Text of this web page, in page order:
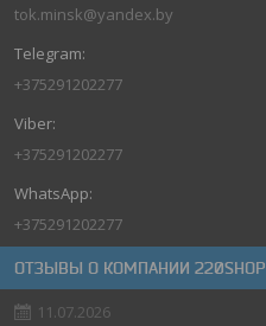
tok.minsk@yandex.by
+375291202277
+375291202277
+375291202277
ОТЗЫВЫ О КОМПАНИИ 220SHOP
11.07.2026